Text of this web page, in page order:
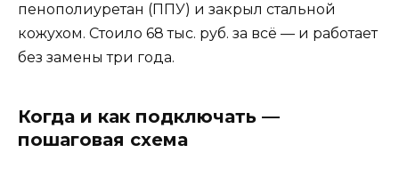
пенополиуретан (ППУ) и закрыл стальной
кожухом. Стоило 68 тыс. руб. за всё — и работает
без замены три года.
Когда и как подключать —
пошаговая схема